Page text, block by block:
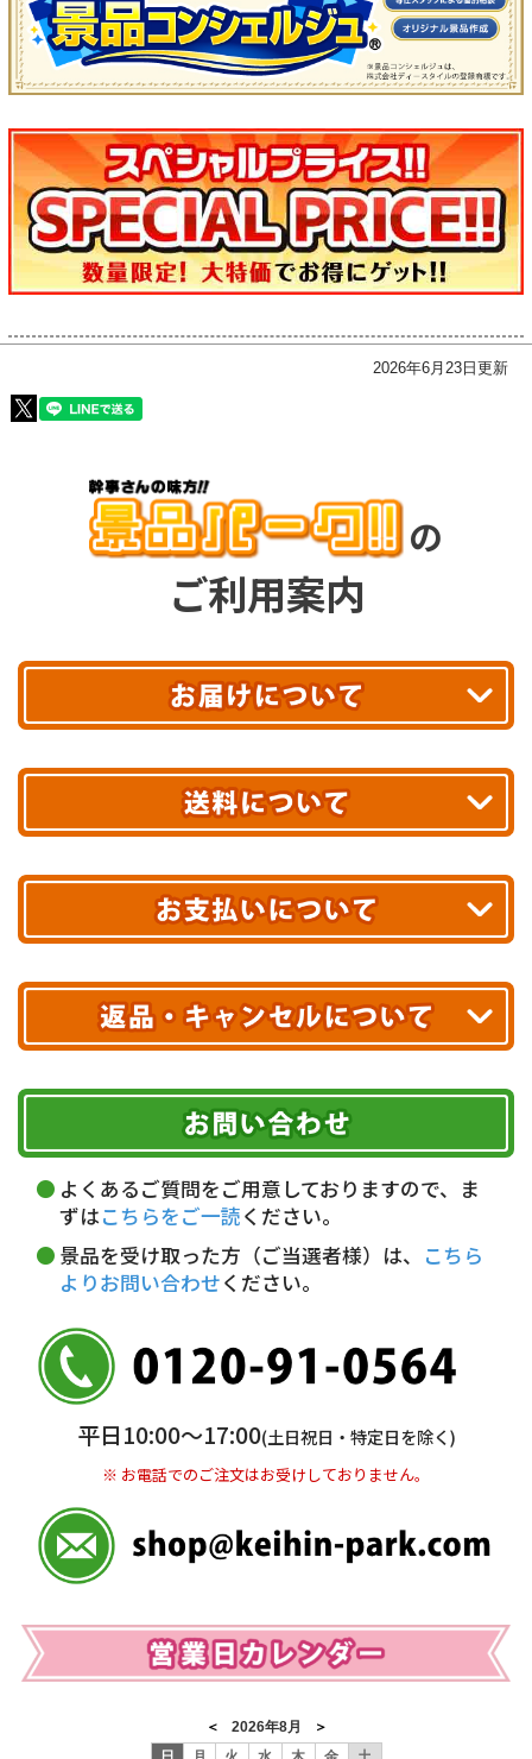
2026年6月23日更新
の
ご利用案内
最短翌日お届け!
あす着エリアが対象です。
エリアやお届け日の確認はこちら▶
※ 配送業者による配送遅延が生じる可能性がございます。
※ 沖縄・離島はお届けできません。
送料無料!
10,000円未満 全国一律1,100円(税込)
配送業者
ヤマト運輸
お届け可能時間帯
午前中 14～16時
16～18時
18～20時
19～21時 指定なし
クレジットカード
代金引換(現金のみ)
5,000円未満…330円(税込)
銀行振込(前払い)
普通 7263489
＜口座名＞ カ）ディースタイル
※ 振込み手数料お客様ご負担。
期限を含むルール（条件）や、お客様にご負担い
ただく費用がございます。
詳しくはこちら▶
よくあるご質問をご用意しておりますので、ま
ずはこちらをご一読ください。
景品を受け取った方（ご当選者様）は、 こちら
よりお問い合わせください。
平日10:00〜17:00(土日祝日・特定日を除く)
※ お電話でのご注文はお受けしておりません。